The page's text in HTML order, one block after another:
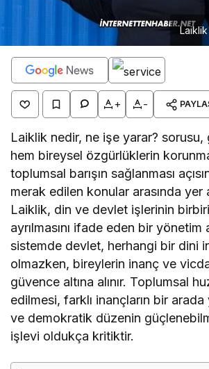
+ -
Laiklik nedir, ne işe yarar? sorusu,
hem bireysel özgürlüklerin
toplumsal barışın sağlanması
merak edilen konular arasında yer
Laiklik, din ve devlet işlerinin
ayrılmasını ifade eden bir yönetim
sistemde devlet, herhangi bir dini
olmazken, bireylerin inanç ve
güvence altına alınır. Toplumsal
edilmesi, farklı inançların bir
ve demokratik düzenin
işlevi oldukça kritiktir.